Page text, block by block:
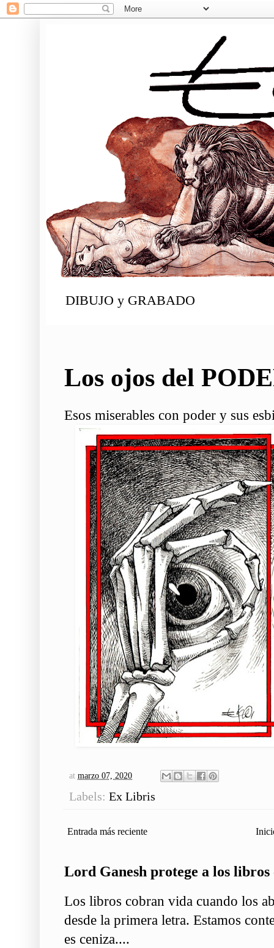
DIBUJO y GRABADO
Los ojos del
Esos miserables con poder y sus
at marzo 07, 2020
Labels: Ex Libris
Entrada más reciente
Lord Ganesh protege a los libros
Los libros cobran vida cuando los
desde la primera letra. Estamos
es ceniza....